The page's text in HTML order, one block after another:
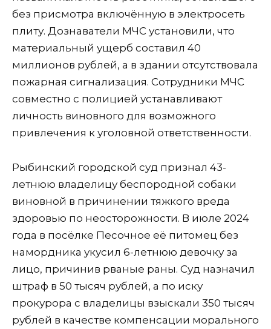
без присмотра включённую в электросеть
плиту. Дознаватели МЧС установили, что
материальный ущерб составил 40
миллионов рублей, а в здании отсутствовала
пожарная сигнализация. Сотрудники МЧС
совместно с полицией устанавливают
личность виновного для возможного
привлечения к уголовной ответственности.
Рыбинский городской суд признал 43-
летнюю владелицу беспородной собаки
виновной в причинении тяжкого вреда
здоровью по неосторожности. В июле 2024
года в посёлке Песочное её питомец без
намордника укусил 6-летнюю девочку за
лицо, причинив рваные раны. Суд назначил
штраф в 50 тысяч рублей, а по иску
прокурора с владелицы взыскали 350 тысяч
рублей в качестве компенсации морального